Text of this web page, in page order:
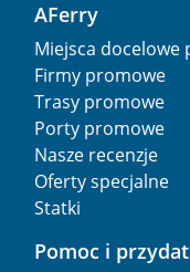
AFerry
Miejsca docelowe
Firmy promowe
Trasy promowe
Porty promowe
Nasze recenzje
Oferty specjalne
Statki
Pomoc i